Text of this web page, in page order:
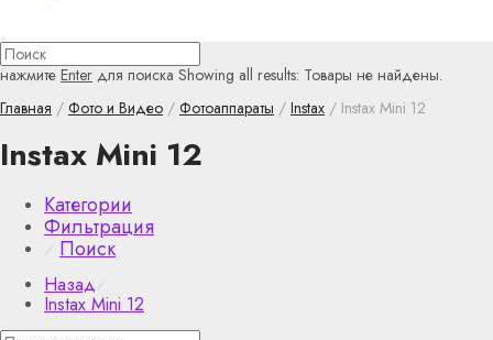
нажмите Enter для поиска Showing all results: Товары не найдены.
Главная / Фото и Видео / Фотоаппараты / Instax / Instax Mini 12
Instax Mini 12
Категории
Фильтрация
⁄ Поиск
Назад⁄
Instax Mini 12